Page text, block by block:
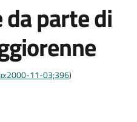
parte di
11-03;396)